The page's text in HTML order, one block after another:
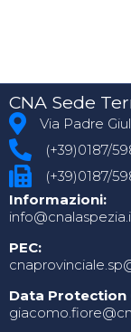
CNA Sede
Via Padre
(+39)0187/
(+39)0187/
Informazioni:
PEC:
Data Protection